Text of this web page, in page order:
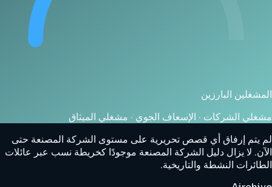
المشغلين البارزين
مشغلي الشركات · الإسعاف الجوي · مشغلي الميثاق
لم يتم إرفاق أي قصص تحريرية على مستوى الشركة المصنعة حتى
الآن. لا يزال دليل الشركة المصنعة موجودًا كخريطة نسب عبر عائلات
الطائرات النشطة والتاريخية.